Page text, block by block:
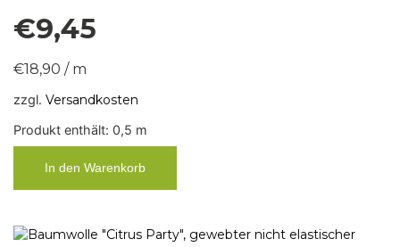
€9,45
€18,90 / m
zzgl. Versandkosten
Produkt enthält: 0,5 m
In den Warenkorb